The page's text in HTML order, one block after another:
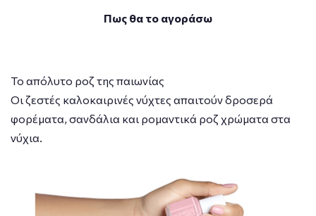
Πως θα το αγοράσω
Το απόλυτο ροζ της παιωνίας
Οι ζεστές καλοκαιρινές νύχτες απαιτούν δροσερά
φορέματα, σανδάλια και ρομαντικά ροζ χρώματα στα
νύχια.